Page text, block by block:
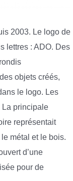
2003. Le logo de
lettres : ADO. Des
objets créés,
le logo. Les
La principale
représentait
métal et le bois.
d’une
pour de